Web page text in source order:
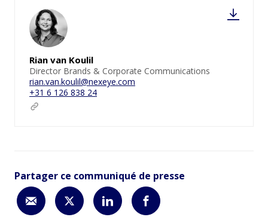
Rian van Koulil
Director Brands & Corporate Communications
rian.van.koulil@nexeye.com
+31 6 126 838 24
Partager ce communiqué de presse